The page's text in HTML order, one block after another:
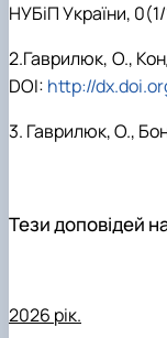
НУБіП України,
2.Гаврилюк, О.,
DOI: http://
3. Гаврилюк, O.,
Тези доповідей
2026 рік.